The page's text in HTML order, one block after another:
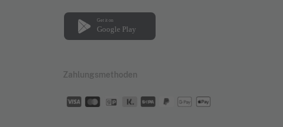
Zahlungsmethoden